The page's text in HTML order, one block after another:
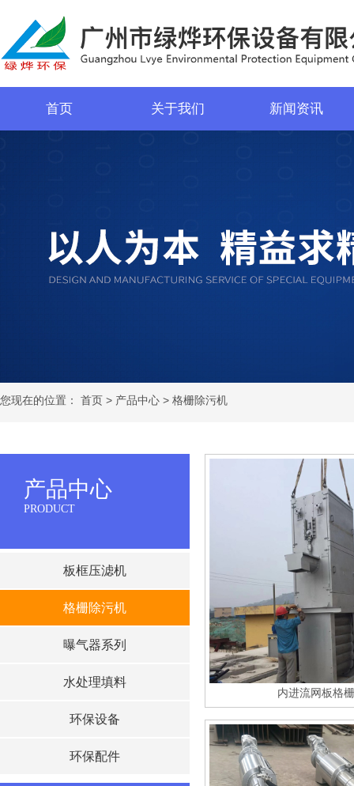
首页 关于我们 新闻资讯
产品中心
PRODUCT
板框压滤机
格栅除污机
曝气器系列
水处理填料
环保设备
环保配件
内进流网板格
您现在的位置： 首页 > 产品中心 > 格栅除污机